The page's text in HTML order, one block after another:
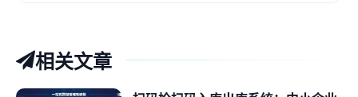
相关文章